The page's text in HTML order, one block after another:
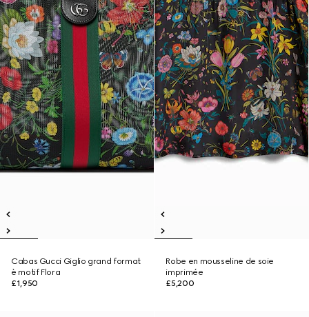
Cabas Gucci Giglio grand format
è motif Flora
£1,950
Robe en mousseline de soie
imprimée
£5,200